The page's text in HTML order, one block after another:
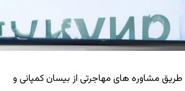
طریق مشاوره های مهاجرتی از بیسان کمپانی و